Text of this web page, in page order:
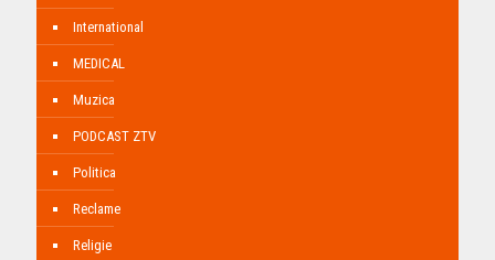
International
MEDICAL
Muzica
PODCAST ZTV
Politica
Reclame
Religie